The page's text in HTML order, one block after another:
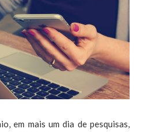
em mais um dia de pesquisas,